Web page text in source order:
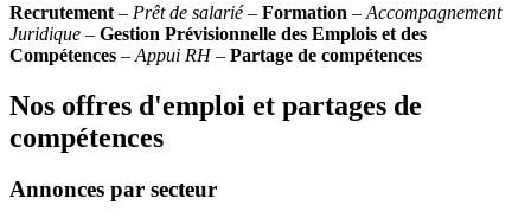
Recrutement – Prêt de salarié– Formation – Accompagnement
Juridique – Gestion Prévisionnelle des Emplois et des
Compétences – Appui RH– Partage de compétences
Nos offres d'emploi et partages de
compétences
Annonces par secteur